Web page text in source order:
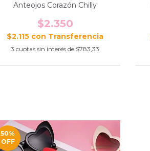
Anteojos Corazón Chilly
$2.350
$2.115 con
3 cuotas sin interés de $783,33
50%
OFF